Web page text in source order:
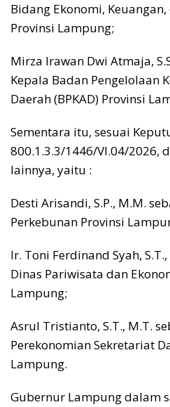
Bidang Ekonomi,
Provinsi Lampung;
Mirza Irawan Dwi Atmaja,
Kepala Badan Pengelolaan
Daerah (BPKAD) Provinsi
Sementara itu, sesuai
800.1.3.3/1446/VI.04/2026,
lainnya, yaitu :
Desti Arisandi, S.P., M.M.
Perkebunan Provinsi
Ir. Toni Ferdinand Syah,
Dinas Pariwisata dan
Lampung;
Asrul Tristianto, S.T., M.T.
Perekonomian Sekretariat
Lampung.
Gubernur Lampung dalam